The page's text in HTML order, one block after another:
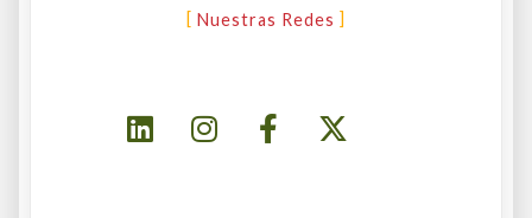
Nuestras Redes